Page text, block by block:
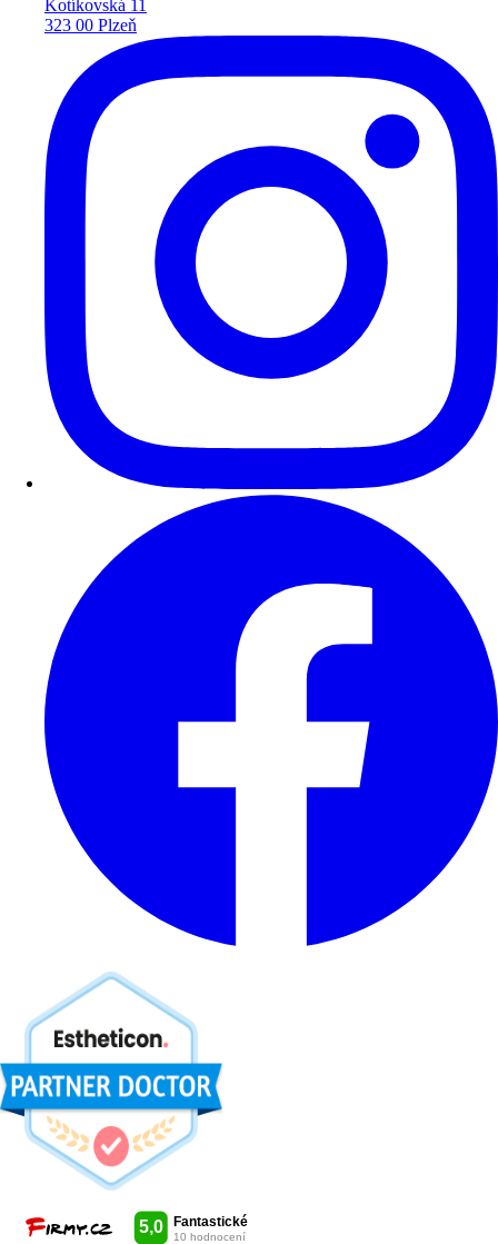
Kotíkovská 11
323 00 Plzeň